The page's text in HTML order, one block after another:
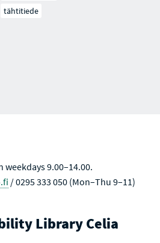
tähtitiede
9.00–14.00.
/ 0295 333 050 (Mon–Thu 9–11)
Library Celia